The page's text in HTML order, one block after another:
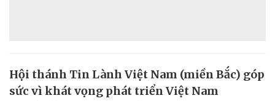
Hội thánh Tin Lành Việt Nam (miền Bắc) góp
sức vì khát vọng phát triển Việt Nam